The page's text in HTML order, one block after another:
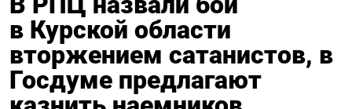
в Курской области
вторжением сатанистов, в
Госдуме предлагают